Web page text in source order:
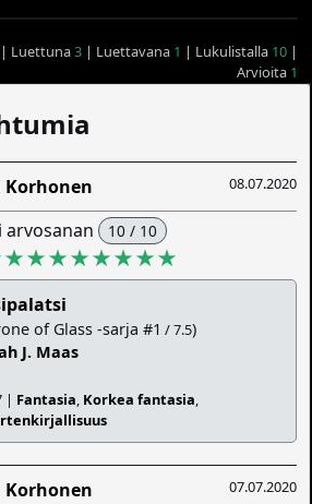
Luettuna3| Luettavana 1 | Lukulistalla 10|
Arvioita 1
08.07.2020
Korhonen
arvosanan 10 / 10
of Glass -sarja #1 / 7.5)
J. Maas
| Fantasia, Korkea fantasia,
07.07.2020
Korhonen